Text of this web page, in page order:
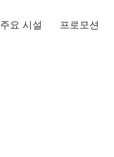
주요 시설 프로모션